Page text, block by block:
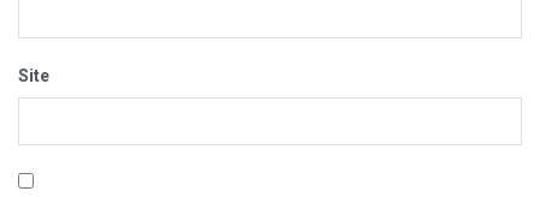
Site